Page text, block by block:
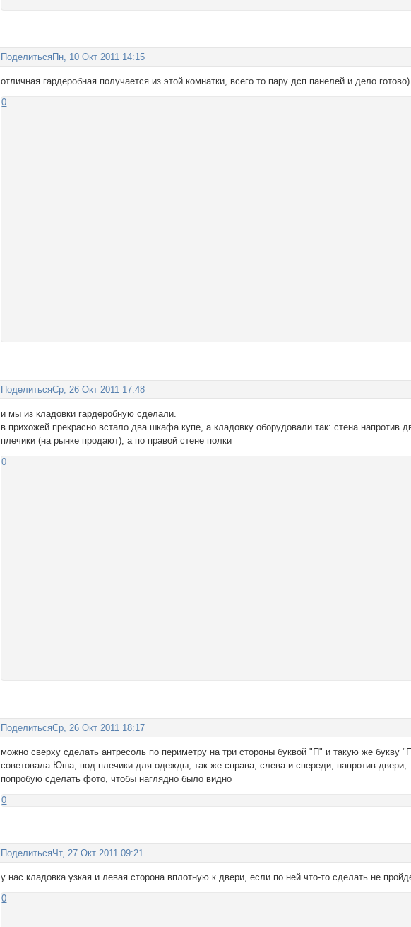
Поделиться Пн, 10 Окт 2011 14:15
отличная гардеробная получается из этой комнатки, всего то пару дсп панелей и дело готово)
0
ПоделитьсяСр, 26 Окт 2011 17:48
и мы из кладовки гардеробную сделали.
в прихожей прекрасно встало два шкафа купе, а кладовку оборудовали так: стена напротив
плечики (на рынке продают), а по правой стене полки
0
ПоделитьсяСр, 26 Окт 2011 18:17
можно сверху сделать антресоль по периметру на три стороны буквой "П" и такую же букву
советовала Юша, под плечики для одежды, так же справа, слева и спереди, напротив двери,
попробую сделать фото, чтобы наглядно было видно
0
ПоделитьсяЧт, 27 Окт 2011 09:21
у нас кладовка узкая и левая сторона вплотную к двери, если по ней что-то сделать не
0